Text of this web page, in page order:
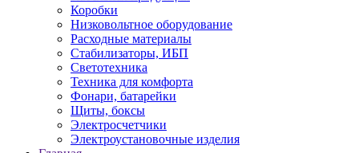
Коробки
Низковольтное оборудование
Расходные материалы
Стабилизаторы, ИБП
Светотехника
Техника для комфорта
Фонари, батарейки
Щиты, боксы
Электросчетчики
Электроустановочные изделия